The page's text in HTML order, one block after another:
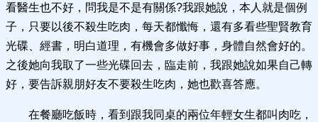
看醫生也不好，問我是不是有關係?我跟她說，本人就是個例
子，只要以後不殺生吃肉，每天都懺悔，還有多看些聖賢教育
光碟、經書，明白道理，有機會多做好事，身體自然會好的。
之後她向我取了一些光碟回去，臨走前，我跟她說如果自己轉
好，要告訴親朋好友不要殺生吃肉，她也歡喜答應。
在餐廳吃飯時，看到跟我同桌的兩位年輕女生都叫肉吃，